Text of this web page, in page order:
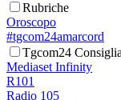
Rubriche
Oroscopo
#tgcom24amarcord
Tgcom24 Consiglia
Mediaset Infinity
R101
Radio 105